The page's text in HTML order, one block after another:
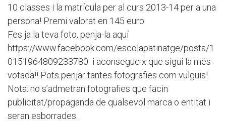
10 classes i la matrícula per al curs 2013-14 per a una
persona! Premi valorat en 145 euro.
Fes ja la teva foto, penja-la aquí
https://www.facebook.com/escolapatinatge/posts/1
0151964809233780 i aconsegueix que sigui la més
votada!! Pots penjar tantes fotografies com vulguis!
Nota: no s’admetran fotografies que facin
publicitat/propaganda de qualsevol marca o entitat i
seran esborrades.